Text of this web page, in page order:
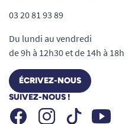
03 20 81 93 89
Du lundi au vendredi
de 9h à 12h30 et de 14h à 18h
ÉCRIVEZ-NOUS
SUIVEZ-NOUS !
FacebookInstagramTiktok Youtube